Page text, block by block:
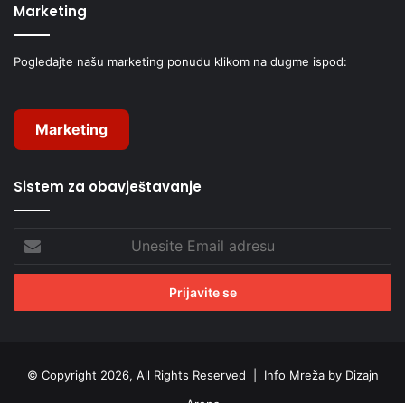
Marketing
Pogledajte našu marketing ponudu klikom na dugme ispod:
Marketing
Sistem za obavještavanje
Unesite
Email
adresu
© Copyright 2026, All Rights Reserved | Info Mreža by Dizajn